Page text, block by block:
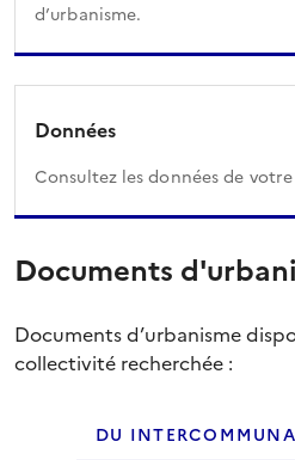
d’urbanisme.
Données
Consultez les données de
Documents
Documents d’urbanisme
collectivité recherchée :
DU